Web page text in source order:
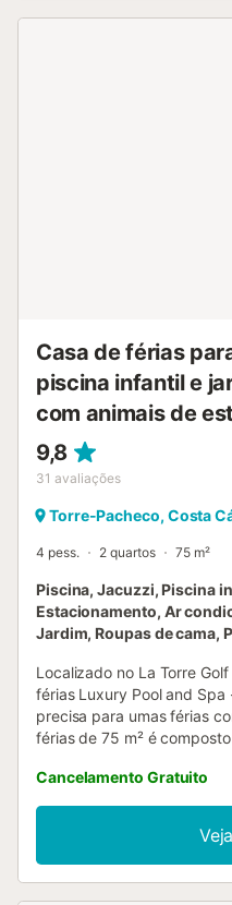
Casa de férias
piscina infantil e
com animais de
9,8
31 avaliações
Torre-Pacheco, Costa
4 pess. 2 quartos 75 m²
Piscina, Jacuzzi, Piscina
Estacionamento, Ar
Jardim, Roupas de cama,
Localizado no La Torre
férias Luxury Pool and
precisa para umas férias
férias de 75 m² é
e pode, portanto,
adicionais incluem Wi-Fi
vídeo), ar condicionado
máquina de lavar roupa,
uma televisão. O
Cancelamento Gratuito